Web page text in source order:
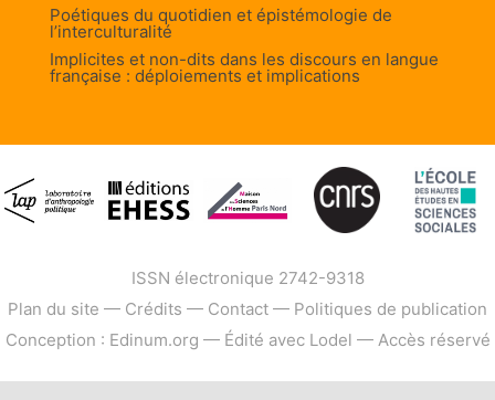
Poétiques du quotidien et épistémologie de
l’interculturalité
Implicites et non-dits dans les discours en langue
française : déploiements et implications
ISSN électronique 2742-9318
Plan du site — Crédits — Contact — Politiques de publication
Conception : Edinum.org — Édité avec Lodel — Accès réservé